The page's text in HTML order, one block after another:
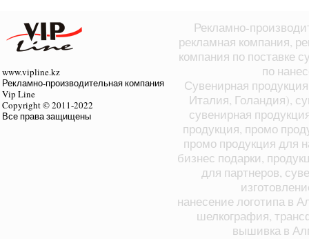
www.vipline.kz
Рекламно-производительная компания
Vip Line
Copyright © 2011-2022
Все права защищены
Рекламно-
рекламная компания,
компания по поставке
по
Сувенирная
Италия, Голандия),
сувенирная
продукция, промо
промо продукция для
бизнес подарки,
для партнеров,
нанесение логотипа в
шелкография,
вышивка в